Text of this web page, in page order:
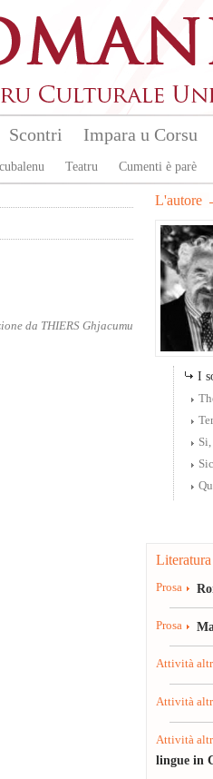
Teatru Cumenti è parè
Scontri Impara u Corsu
da THIERS Ghjacumu
L'autore
I
Literatura
Prosa
Prosa
Attività
Attività
Attività
lingue in